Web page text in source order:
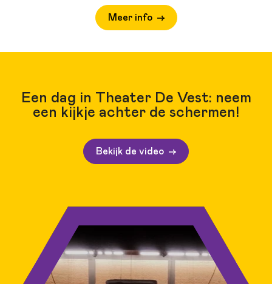
Meer info
Een dag in Theater De Vest: neem
een kijkje achter de schermen!
Bekijk de video